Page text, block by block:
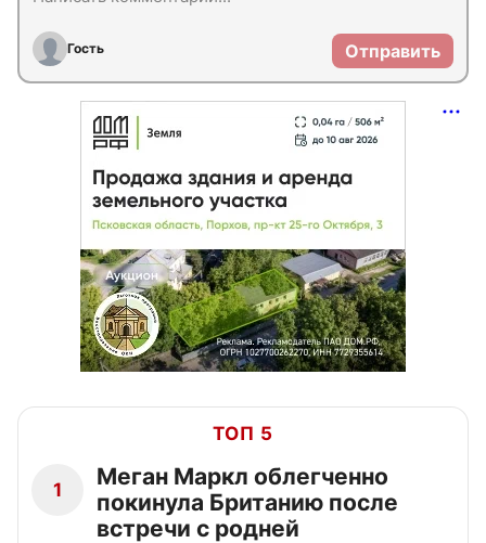
Гость Отправить
ТОП 5
1
Меган Маркл облегченно
покинула Британию после
встречи с родней